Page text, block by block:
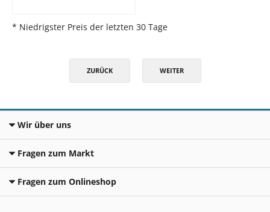
* Niedrigster Preis der letzten 30 Tage
ZURÜCK WEITER
Wir über uns
Fragen zum Markt
Fragen zum Onlineshop